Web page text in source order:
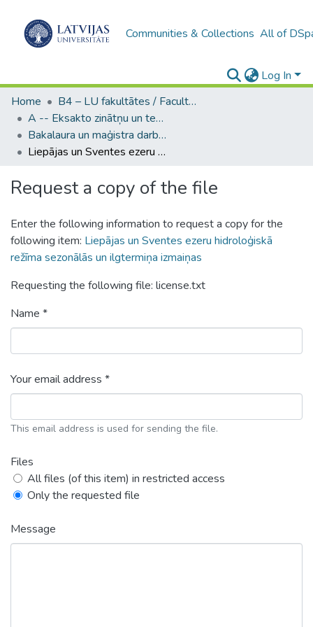
Communities & Collections All of
Log In
Home
B4 – LU fakultātes / Faculties of the UL
A -- Eksakto zinātņu un tehnoloģiju fakultāte / Faculty of Science and Technology
Bakalaura un maģistra darbi (EZTF) / Bachelor's and Master's theses
Liepājas un Sventes ezeru hidroloģiskā režīma sezonālās un ilgtermiņa izmaiņas
Request a copy of the file
Enter the following information to request a copy for the
following item: Liepājas un Sventes ezeru hidroloģiskā
režīma sezonālās un ilgtermiņa izmaiņas
Requesting the following file: license.txt
Name *
Your email address *
This email address is used for sending the file.
Files
All files (of this item) in restricted access
Only the requested file
Message